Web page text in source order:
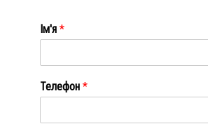
Ім'я *
Телефон *